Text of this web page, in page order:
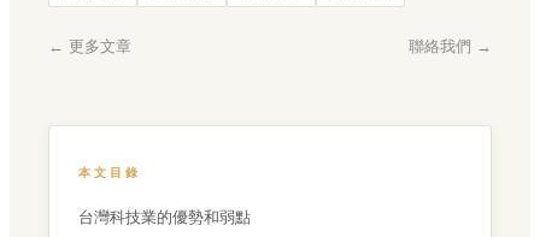
← 更多文章 聯絡我們 →
本文目錄
台灣科技業的優勢和弱點